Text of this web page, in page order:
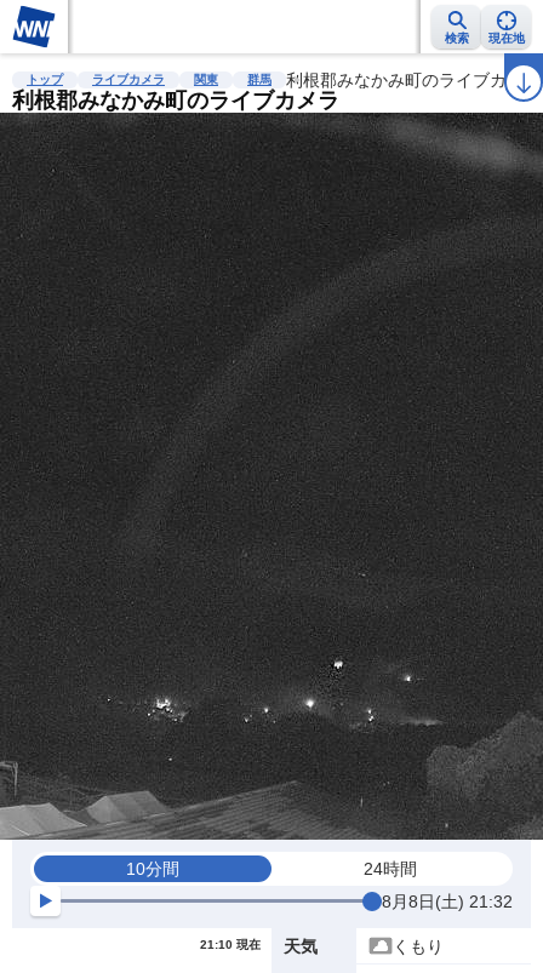
検索 現在地
雨雲レーダー 台風情報 地震情報 警報・注意報 2週間天気 ラ
トップ ライブカメラ 関東 群馬 利根郡みなかみ町のライブカメラ
利根郡みなかみ町のライブカメラ
10分間
24時間
8月8日(土) 21:32
21:10 現在 天気
くもり